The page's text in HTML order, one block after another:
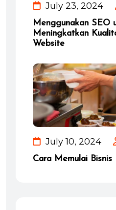
July 23, 2024
Menggunakan SEO
Meningkatkan
Website
July 10, 2024
Cara Memulai Bisnis